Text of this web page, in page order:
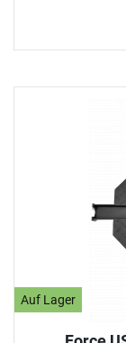
Auf Lager